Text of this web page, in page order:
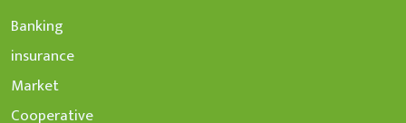
Banking
insurance
Market
Cooperative